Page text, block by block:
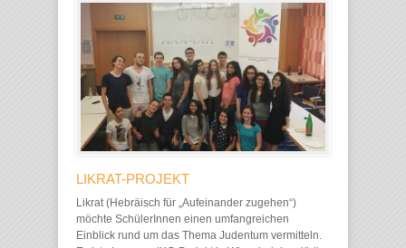
LIKRAT-PROJEKT
Likrat (Hebräisch für „Aufeinander zugehen“)
möchte SchülerInnen einen umfangreichen
Einblick rund um das Thema Judentum vermitteln.